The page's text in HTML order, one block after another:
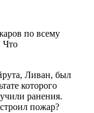
Ливан, был
которого
ранения.
устроил пожар?